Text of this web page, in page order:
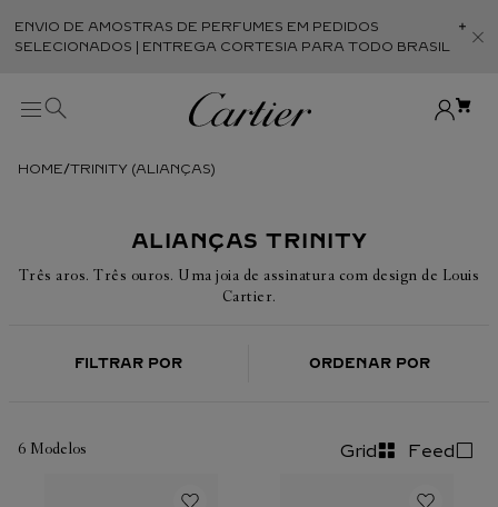
ENVIO DE AMOSTRAS DE PERFUMES EM PEDIDOS
SELECIONADOS | ENTREGA CORTESIA PARA TODO BRASIL
TRINITY (ALIANÇAS)
ALIANÇAS TRINITY
Três aros. Três ouros. Uma joia de assinatura com design de Louis
Cartier.
FILTRAR POR ORDENAR POR
6 Modelos Grid Feed